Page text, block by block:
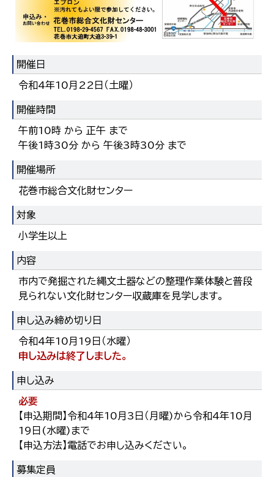
開催日
令和4年10月22日（土曜）
開催時間
午前10時 から 正午 まで
午後1時30分 から 午後3時30分 まで
開催場所
花巻市総合文化財センター
対象
小学生以上
内容
市内で発掘された縄文土器などの整理作業体験と普段
見られない文化財センター収蔵庫を見学します。
申し込み締め切り日
令和4年10月19日（水曜）
申し込みは終了しました。
申し込み
必要
【申込期間】令和4年10月3日（月曜)から令和4年10月
19日(水曜)まで
【申込方法】電話でお申し込みください。
募集定員